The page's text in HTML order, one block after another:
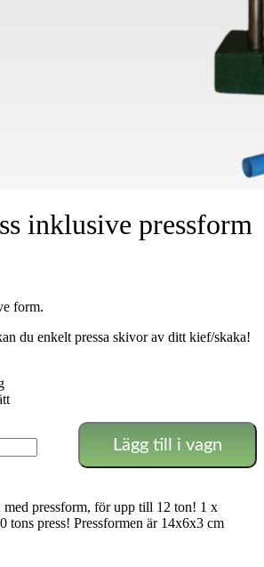
inklusive pressform
form.
du enkelt pressa skivor av ditt kief/skaka!
Lägg till i vagn
med pressform, för upp till 12 ton! 1 x
tons press! Pressformen är 14x6x3 cm